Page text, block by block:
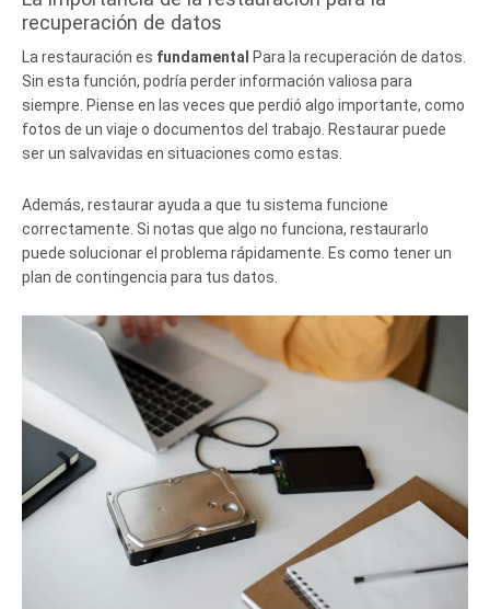
recuperación de datos
La restauración es fundamental
Para la recuperación de datos.
Sin esta función, podría perder información valiosa para
siempre. Piense en las veces que perdió algo importante, como
fotos de un viaje o documentos del trabajo. Restaurar puede
ser un salvavidas en situaciones como estas.
Además, restaurar ayuda a que tu sistema funcione
correctamente. Si notas que algo no funciona, restaurarlo
puede solucionar el problema rápidamente. Es como tener un
plan de contingencia para tus datos.